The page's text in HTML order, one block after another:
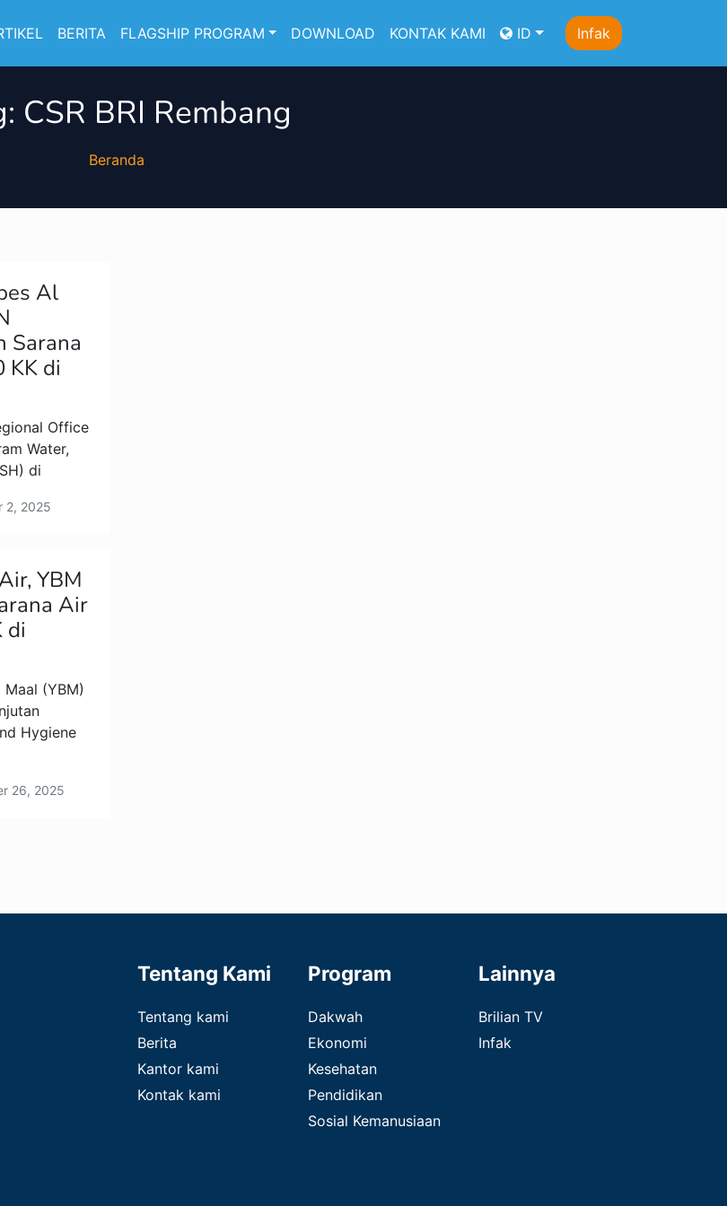
BERITA FLAGSHIP PROGRAM DOWNLOAD KONTAK KAMI ID Infak
CSR BRI Rembang
Beranda
Al
Sarana
KK di
Office
Water,
di
2, 2025
YBM
Air
di
Maal (YBM)
Hygiene
26, 2025
Tentang Kami
Tentang kami
Berita
Kantor kami
Kontak kami
Program
Dakwah
Ekonomi
Kesehatan
Pendidikan
Sosial Kemanusiaan
Lainnya
Brilian TV
Infak